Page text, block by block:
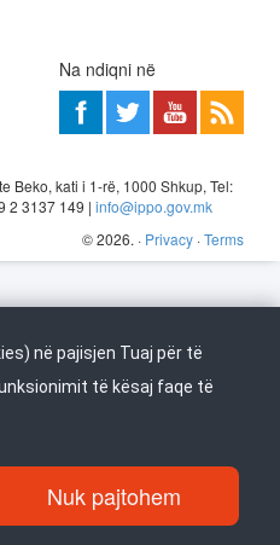
Na ndiqni në
Beko, kati i 1-rë, 1000 Shkup, Tel:
2 3137 149 | info@ippo.gov.mk
©2026. · Privacy ·Terms
në pajisjen Tuaj për të
të kësaj faqe të
Nuk pajtohem